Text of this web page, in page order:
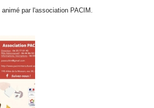
par l'association PACIM.